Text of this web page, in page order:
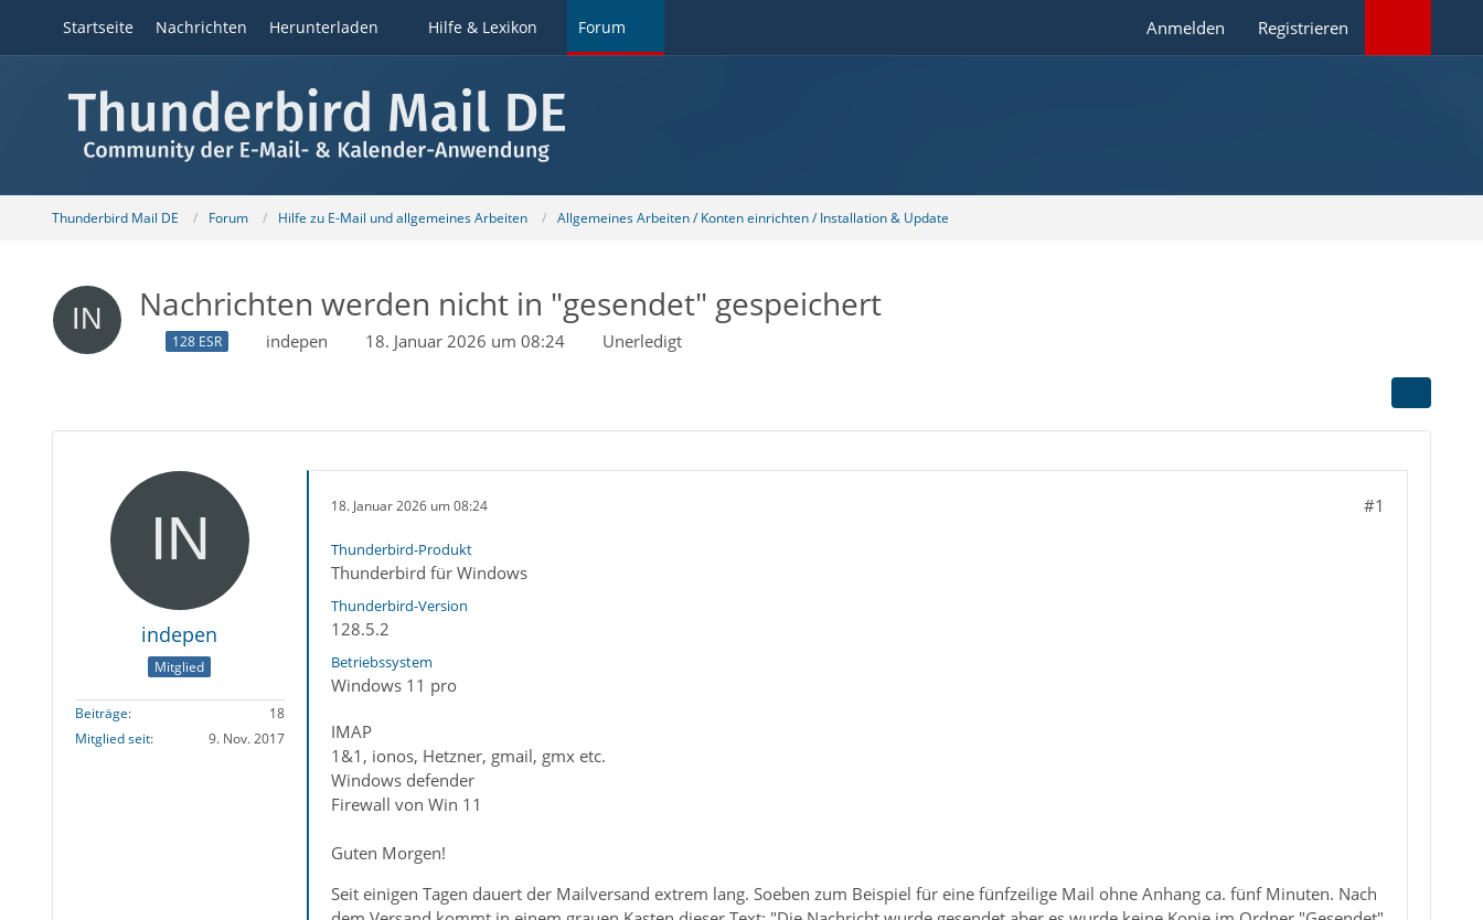
Startseite Nachrichten Herunterladen Hilfe & Lexikon Forum Anmelden Registrieren
Thunderbird Mail DE Forum Hilfe zu E-Mail und allgemeines Arbeiten Allgemeines Arbeiten / Konten einrichten / Installation & Update
Nachrichten werden nicht in "gesendet" gespeichert
128 ESR indepen 18. Januar 2026 um 08:24 Unerledigt
indepen
Mitglied
Beiträge
18
Mitglied seit
9. Nov. 2017
18. Januar 2026 um 08:24 #1
Thunderbird-Produkt
Thunderbird für Windows
Thunderbird-Version
128.5.2
Betriebssystem
Windows 11 pro
IMAP
1&1, ionos, Hetzner, gmail, gmx etc.
Windows defender
Firewall von Win 11
Guten Morgen!
Seit einigen Tagen dauert der Mailversand extrem lang. Soeben zum Beispiel für eine fünfzeilige Mail ohne Anhang ca. fünf Minuten. Nach